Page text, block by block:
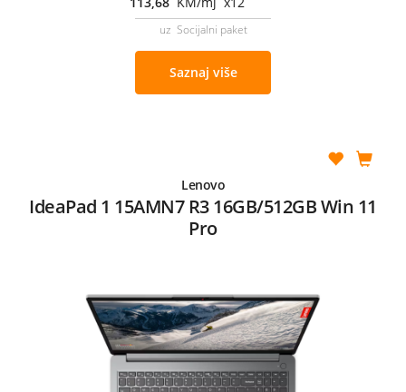
uz Socijalni paket
Saznaj više
Lenovo
IdeaPad 1 15AMN7 R3 16GB/512GB Win 11
Pro